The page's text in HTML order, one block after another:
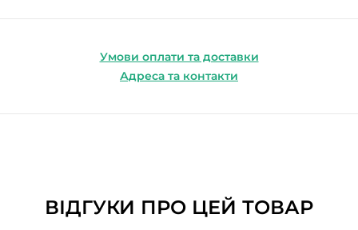
Умови оплати та доставки
Адреса та контакти
ВІДГУКИ ПРО ЦЕЙ ТОВАР